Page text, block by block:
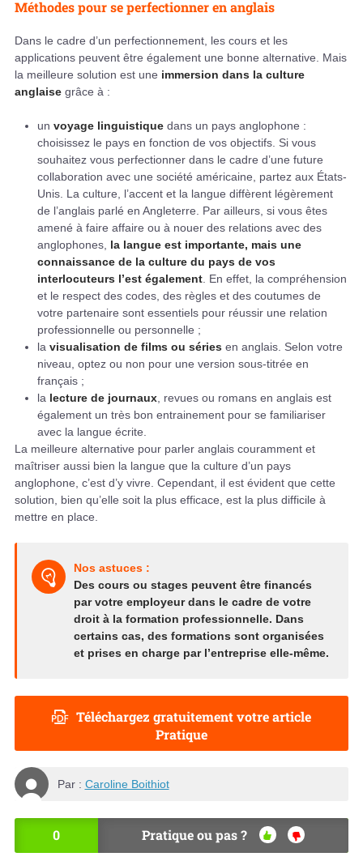
Méthodes pour se perfectionner en anglais
Dans le cadre d’un perfectionnement, les cours et les
applications peuvent être également une bonne alternative. Mais
la meilleure solution est une immersion dans la culture
anglaise grâce à :
un voyage linguistique dans un pays anglophone :
choisissez le pays en fonction de vos objectifs. Si vous
souhaitez vous perfectionner dans le cadre d’une future
collaboration avec une société américaine, partez aux États-
Unis. La culture, l’accent et la langue diffèrent légèrement
de l’anglais parlé en Angleterre. Par ailleurs, si vous êtes
amené à faire affaire ou à nouer des relations avec des
anglophones, la langue est importante, mais une
connaissance de la culture du pays de vos
interlocuteurs l’est également . En effet, la compréhension
et le respect des codes, des règles et des coutumes de
votre partenaire sont essentiels pour réussir une relation
professionnelle ou personnelle ;
la visualisation de films ou séries en anglais. Selon votre
niveau, optez ou non pour une version sous-titrée en
français ;
la lecture de journaux , revues ou romans en anglais est
également un très bon entrainement pour se familiariser
avec la langue écrite.
La meilleure alternative pour parler anglais couramment et
maîtriser aussi bien la langue que la culture d’un pays
anglophone, c’est d’y vivre. Cependant, il est évident que cette
solution, bien qu’elle soit la plus efficace, est la plus difficile à
mettre en place.
Nos astuces :
Des cours ou stages peuvent être financés
par votre employeur dans le cadre de votre
droit à la formation professionnelle. Dans
certains cas, des formations sont organisées
et prises en charge par l’entreprise elle-même.
Téléchargez gratuitement votre article
Pratique
Par : Caroline Boithiot
0 Pratique ou pas ?
OU
NO